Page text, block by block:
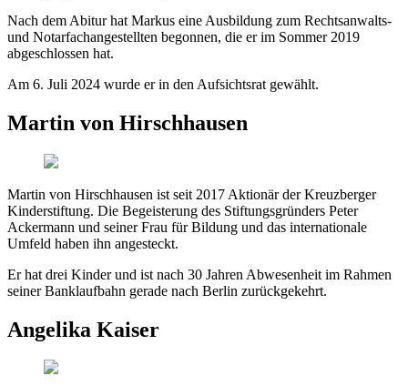
Nach dem Abitur hat Markus eine Ausbildung zum Rechtsanwalts-
und Notarfachangestellten begonnen, die er im Sommer 2019
abgeschlossen hat.
Am 6. Juli 2024 wurde er in den Aufsichtsrat gewählt.
Martin von Hirschhausen
Martin von Hirschhausen ist seit 2017 Aktionär der Kreuzberger
Kinderstiftung. Die Begeisterung des Stiftungsgründers Peter
Ackermann und seiner Frau für Bildung und das internationale
Umfeld haben ihn angesteckt.
Er hat drei Kinder und ist nach 30 Jahren Abwesenheit im Rahmen
seiner Banklaufbahn gerade nach Berlin zurückgekehrt.
Angelika Kaiser